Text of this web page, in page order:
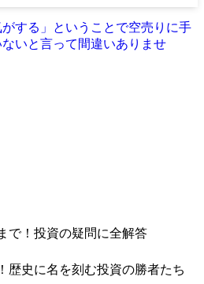
がする」ということで空売りに手
いと言って間違いありませ
で！投資の疑問に全解答
歴史に名を刻む投資の勝者たち